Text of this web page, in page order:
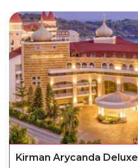
Kirman Arycanda Deluxe